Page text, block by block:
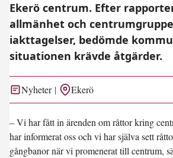
Ekerö centrum. Efter
allmänhet och
iakttagelser, bedömde
situationen krävde åtgärder.
Nyheter Ekerö
– Vi har fått in ärenden om råttor kring
har informerat oss och vi har själva sett
gångbanor när vi promenerat till centrum,